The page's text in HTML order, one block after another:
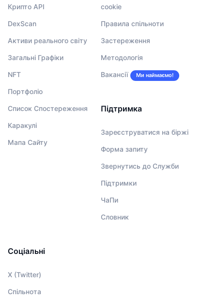
Крипто API
DexScan
Активи реального світу
Загальні Графіки
NFT
Портфоліо
Список Спостереження
Каракулі
Мапа Сайту
cookie
Правила спільноти
Застереження
Методологія
Вакансії Ми наймаємо!
Підтримка
Зареєструватися на біржі
Форма запиту
Звернутись до Служби
Підтримки
ЧаПи
Словник
Соціальні
X (Twitter)
Спільнота